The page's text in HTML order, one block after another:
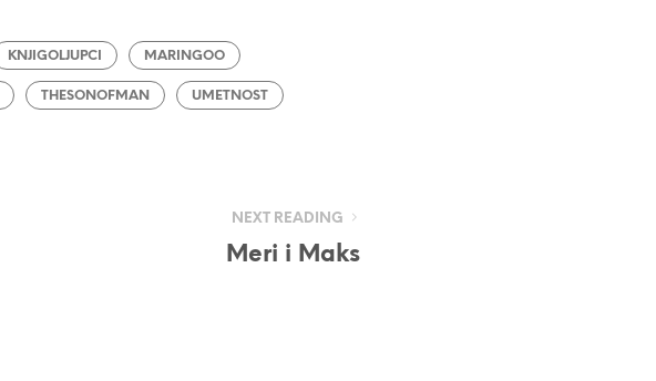
KNJIGOLJUPCI MARINGOO
THESONOFMAN UMETNOST
NEXT READING
Meri i Maks